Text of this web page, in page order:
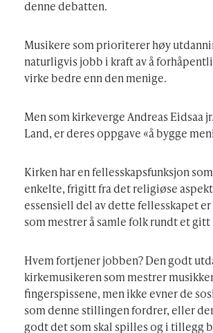
denne debatten.
Musikere som prioriterer høy
naturligvis jobb i kraft av å
virke bedre enn den menige.
Men som kirkeverge Andreas Eidsaa
Land, er deres oppgave «å bygge
Kirken har en fellesskapsfunksjon
enkelte, frigitt fra det religiøse
essensiell del av dette fellesskapet er
som mestrer å samle folk rundt et gitt
Hvem fortjener jobben? Den godt
kirkemusikeren som mestrer
fingerspissene, men ikke evner de
som denne stillingen fordrer, eller
godt det som skal spilles og i tillegg